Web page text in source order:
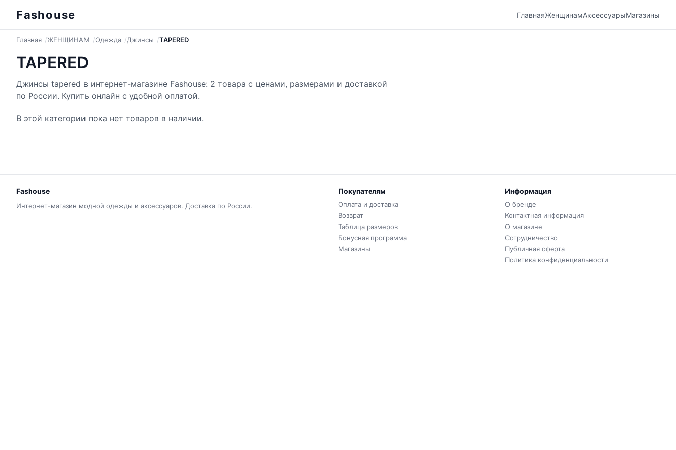
Fashouse ГлавнаяЖенщинамАксессуарыМагазины
Главная ЖЕНЩИНАМ Одежда Джинсы TAPERED
TAPERED
Джинсы tapered в интернет-магазине Fashouse: 2 товара с ценами, размерами и доставкой
по России. Купить онлайн с удобной оплатой.
В этой категории пока нет товаров в наличии.
Fashouse
Интернет-магазин модной одежды и аксессуаров. Доставка по России.
Покупателям
Оплата и доставка
Возврат
Таблица размеров
Бонусная программа
Магазины
Информация
О бренде
Контактная информация
О магазине
Сотрудничество
Публичная оферта
Политика конфиденциальности